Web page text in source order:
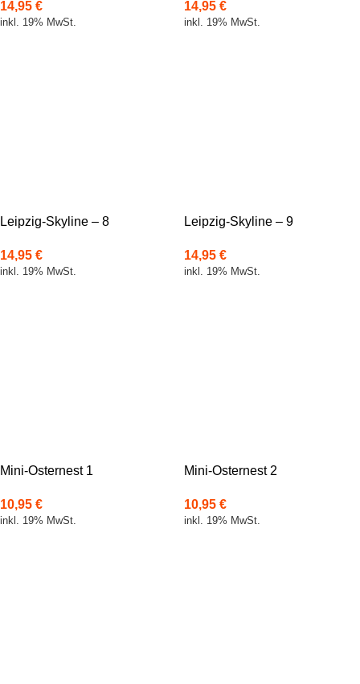
14,95 €
inkl. 19% MwSt.
14,95 €
inkl. 19% MwSt.
Leipzig-Skyline – 8
14,95 €
inkl. 19% MwSt.
Leipzig-Skyline – 9
14,95 €
inkl. 19% MwSt.
Mini-Osternest 1
10,95 €
inkl. 19% MwSt.
Mini-Osternest 2
10,95 €
inkl. 19% MwSt.